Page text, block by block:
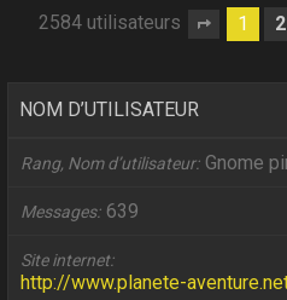
2584 utilisateurs Page 1
1 2
NOM D’UTILISATEUR
Rang, Nom d’utilisateur Gnome
Messages 639
Site internet
http://www.planete-